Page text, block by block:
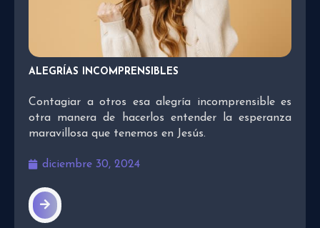
ALEGRÍAS INCOMPRENSIBLES
Contagiar a otros esa alegría incomprensible es
otra manera de hacerlos entender la esperanza
maravillosa que tenemos en Jesús.
diciembre 30, 2024